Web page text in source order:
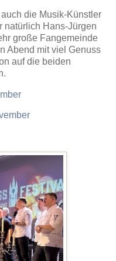
die Musik-Künstler
natürlich Hans-Jürgen
große Fangemeinde
Abend mit viel Genuss
auf die beiden